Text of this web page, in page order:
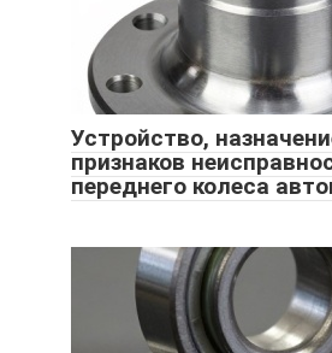
Устройство,
признаков
переднего колеса